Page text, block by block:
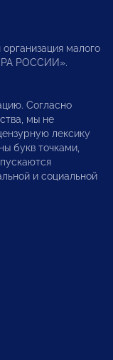
малого
РОССИИ».
Согласно
мы не
лексику
букв точками,
и социальной